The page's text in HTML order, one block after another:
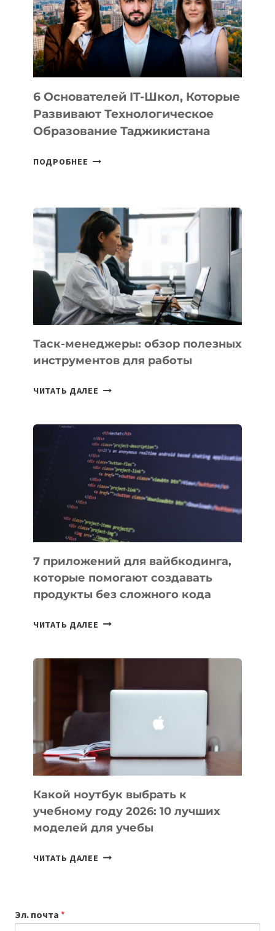
УСТРОЙСТВА
ОТ
OPENAI
6 Основателей IT-Школ, Которые
Развивают Технологическое
Образование Таджикистана
ПОДРОБНЕЕ
КОТОРЫЕ
РАЗВИВАЮТ
ТЕХНОЛОГИЧЕСКОЕ
ОБРАЗОВАНИЕ
ТАДЖИКИСТАНА
Таск-менеджеры: обзор полезных
инструментов для работы
ЧИТАТЬ ДАЛЕЕ ТАСК-
ПОЛЕЗНЫХ
ИНСТРУМЕНТОВ
ДЛЯ
РАБОТЫ
7 приложений для вайбкодинга,
которые помогают создавать
продукты без сложного кода
ЧИТАТЬ ДАЛЕЕ
ПОМОГАЮТ
СОЗДАВАТЬ
БЕЗ
СЛОЖНОГО
КОДА
Какой ноутбук выбрать к
учебному году 2026: 10 лучших
моделей для учебы
ЧИТАТЬ ДАЛЕЕ КАКОЙ
Эл. почта *